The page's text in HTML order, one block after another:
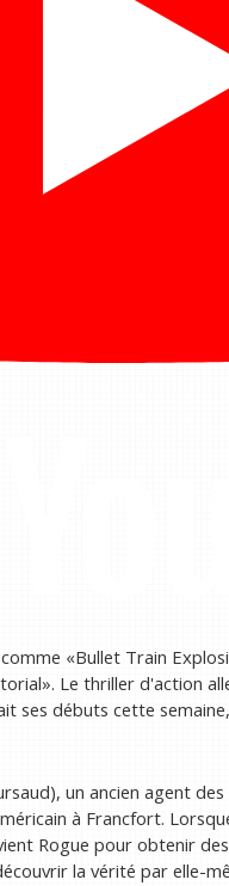
«Bullet Train
Le thriller d'action
ses débuts cette
un ancien agent
à Francfort.
Rogue pour obtenir
la vérité par elle-